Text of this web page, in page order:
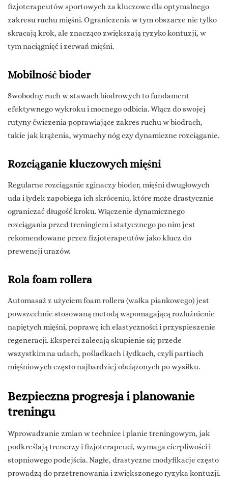
fizjoterapeutów sportowych za kluczowe dla optymalnego
zakresu ruchu mięśni. Ograniczenia w tym obszarze nie tylko
skracają krok, ale znacząco zwiększają ryzyko kontuzji, w
tym naciągnięć i zerwań mięśni.
Mobilność bioder
Swobodny ruch w stawach biodrowych to fundament
efektywnego wykroku i mocnego odbicia. Włącz do swojej
rutyny ćwiczenia poprawiające zakres ruchu w biodrach,
takie jak krążenia, wymachy nóg czy dynamiczne rozciąganie.
Rozciąganie kluczowych mięśni
Regularne rozciąganie zginaczy bioder, mięśni dwugłowych
uda i łydek zapobiega ich skróceniu, które może drastycznie
ograniczać długość kroku. Włączenie dynamicznego
rozciągania przed treningiem i statycznego po nim jest
rekomendowane przez fizjoterapeutów jako klucz do
prewencji urazów.
Rola foam rollera
Automasaż z użyciem foam rollera (wałka piankowego) jest
powszechnie stosowaną metodą wspomagającą rozluźnienie
napiętych mięśni, poprawę ich elastyczności i przyspieszenie
regeneracji. Eksperci zalecają skupienie się przede
wszystkim na udach, pośladkach i łydkach, czyli partiach
mięśniowych często najbardziej obciążonych po wysiłku.
Bezpieczna progresja i planowanie
treningu
Wprowadzanie zmian w technice i planie treningowym, jak
podkreślają trenerzy i fizjoterapeuci, wymaga cierpliwości i
stopniowego podejścia. Nagłe, drastyczne modyfikacje często
prowadzą do przetrenowania i zwiększonego ryzyka kontuzji.